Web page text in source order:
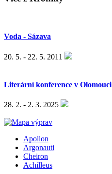
Voda - Sázava
20. 5. - 22. 5. 2011
Literární konference v Olomouci
28. 2. - 2. 3. 2025
Apollon
Argonauti
Cheiron
Achilleus